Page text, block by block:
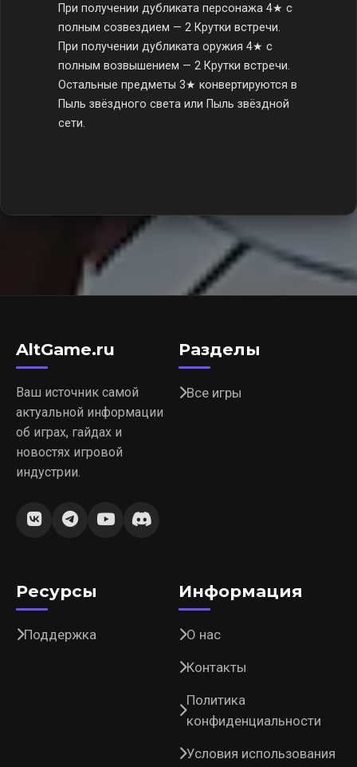
При получении дубликата персонажа 4★ с
полным созвездием — 2 Крутки встречи.
При получении дубликата оружия 4★ с
полным возвышением — 2 Крутки встречи.
Остальные предметы 3★ конвертируются в
Пыль звёздного света или Пыль звёздной
сети.
AltGame.ru
Ваш источник самой
актуальной информации
об играх, гайдах и
новостях игровой
индустрии.
Разделы
Все игры
Ресурсы
Поддержка
Информация
О нас
Контакты
Политика
конфиденциальности
Условия использования